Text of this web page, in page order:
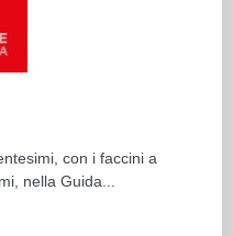
con i faccini a
nella Guida...